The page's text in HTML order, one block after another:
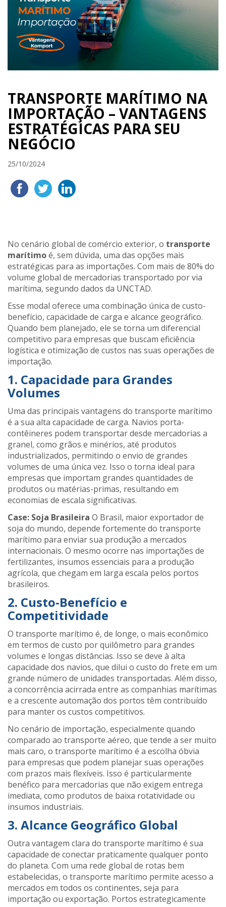
TRANSPORTE MARÍTIMO NA
IMPORTAÇÃO – VANTAGENS
ESTRATÉGICAS PARA SEU
NEGÓCIO
25/10/2024
No cenário global de comércio exterior, o transporte
marítimoé, sem dúvida, uma das opções mais
estratégicas para as importações. Com mais de 80% do
volume global de mercadorias transportado por via
marítima, segundo dados da UNCTAD​.
Esse modal oferece uma combinação única de custo-
benefício, capacidade de carga e alcance geográfico.
Quando bem planejado, ele se torna um diferencial
competitivo para empresas que buscam eficiência
logística e otimização de custos nas suas operações de
importação.
1. Capacidade para Grandes
Volumes
Uma das principais vantagens do transporte marítimo
é a sua alta capacidade de carga. Navios porta-
contêineres podem transportar desde mercadorias a
granel, como grãos e minérios, até produtos
industrializados, permitindo o envio de grandes
volumes de uma única vez. Isso o torna ideal para
empresas que importam grandes quantidades de
produtos ou matérias-primas, resultando em
economias de escala significativas​.
Case: Soja Brasileira O Brasil, maior exportador de
soja do mundo, depende fortemente do transporte
marítimo para enviar sua produção a mercados
internacionais. O mesmo ocorre nas importações de
fertilizantes, insumos essenciais para a produção
agrícola, que chegam em larga escala pelos portos
brasileiros​.
2. Custo-Benefício e
Competitividade
O transporte marítimo é, de longe, o mais econômico
em termos de custo por quilômetro para grandes
volumes e longas distâncias. Isso se deve à alta
capacidade dos navios, que dilui o custo do frete em um
grande número de unidades transportadas. Além disso,
a concorrência acirrada entre as companhias marítimas
e a crescente automação dos portos têm contribuído
para manter os custos competitivos​.
No cenário de importação, especialmente quando
comparado ao transporte aéreo, que tende a ser muito
mais caro, o transporte marítimo é a escolha óbvia
para empresas que podem planejar suas operações
com prazos mais flexíveis. Isso é particularmente
benéfico para mercadorias que não exigem entrega
imediata, como produtos de baixa rotatividade ou
insumos industriais.
3. Alcance Geográfico Global
Outra vantagem clara do transporte marítimo é sua
capacidade de conectar praticamente qualquer ponto
do planeta. Com uma rede global de rotas bem
estabelecidas, o transporte marítimo permite acesso a
mercados em todos os continentes, seja para
importação ou exportação. Portos estrategicamente